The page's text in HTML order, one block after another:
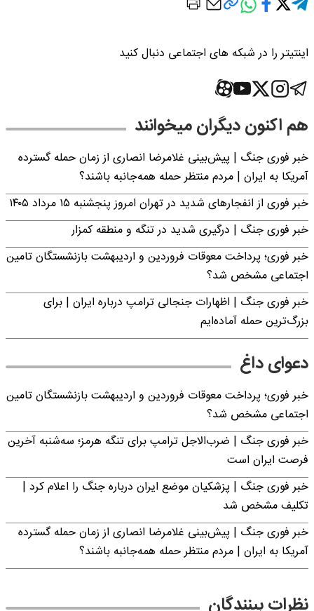
اینتیتر را در شبکه های اجتماعی دنبال کنید
هم اکنون دیگران میخوانند
خبر فوری جنگ | پیش‌بینی غلامرضا انصاری از زمان حمله گسترده
آمریکا به ایران | مردم منتظر حمله همه‌جانبه باشند؟
خبر فوری از انفجارهای شدید در تهران امروز پنجشنبه ۱۵ مرداد ۱۴۰۵
خبر فوری جنگ | درگیری شدید در تنگه و منطقه کمزار
خبر فوری؛ پرداخت معوقات فروردین و اردیبهشت بازنشستگان تامین
اجتماعی مشخص شد؟
خبر فوری جنگ | اظهارات جنجالی ترامپ درباره ایران | برای
بزرگ‌ترین حمله آماده‌ایم
دعوای داغ
خبر فوری؛ پرداخت معوقات فروردین و اردیبهشت بازنشستگان تامین
اجتماعی مشخص شد؟
خبر فوری جنگ | ضرب‌الاجل ترامپ برای تنگه هرمز؛ سه‌شنبه آخرین
فرصت ایران است
خبر فوری جنگ | پزشکیان موضع ایران درباره جنگ را اعلام کرد |
تکلیف مشخص شد
خبر فوری جنگ | پیش‌بینی غلامرضا انصاری از زمان حمله گسترده
آمریکا به ایران | مردم منتظر حمله همه‌جانبه باشند؟
نظرات بینندگان